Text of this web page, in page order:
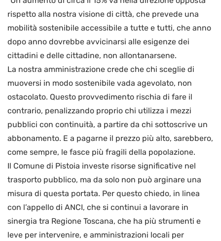
rispetto alla nostra visione di città, che prevede una
mobilità sostenibile accessibile a tutte e tutti, che anno
dopo anno dovrebbe avvicinarsi alle esigenze dei
cittadini e delle cittadine, non allontanarsene.
La nostra amministrazione crede che chi sceglie di
muoversi in modo sostenibile vada agevolato, non
ostacolato. Questo provvedimento rischia di fare il
contrario, penalizzando proprio chi utilizza i mezzi
pubblici con continuità, a partire da chi sottoscrive un
abbonamento. E a pagarne il prezzo più alto, sarebbero,
come sempre, le fasce più fragili della popolazione.
Il Comune di Pistoia investe risorse significative nel
trasporto pubblico, ma da solo non può arginare una
misura di questa portata. Per questo chiedo, in linea
con l’appello di ANCI, che si continui a lavorare in
sinergia tra Regione Toscana, che ha più strumenti e
leve per intervenire, e amministrazioni locali per